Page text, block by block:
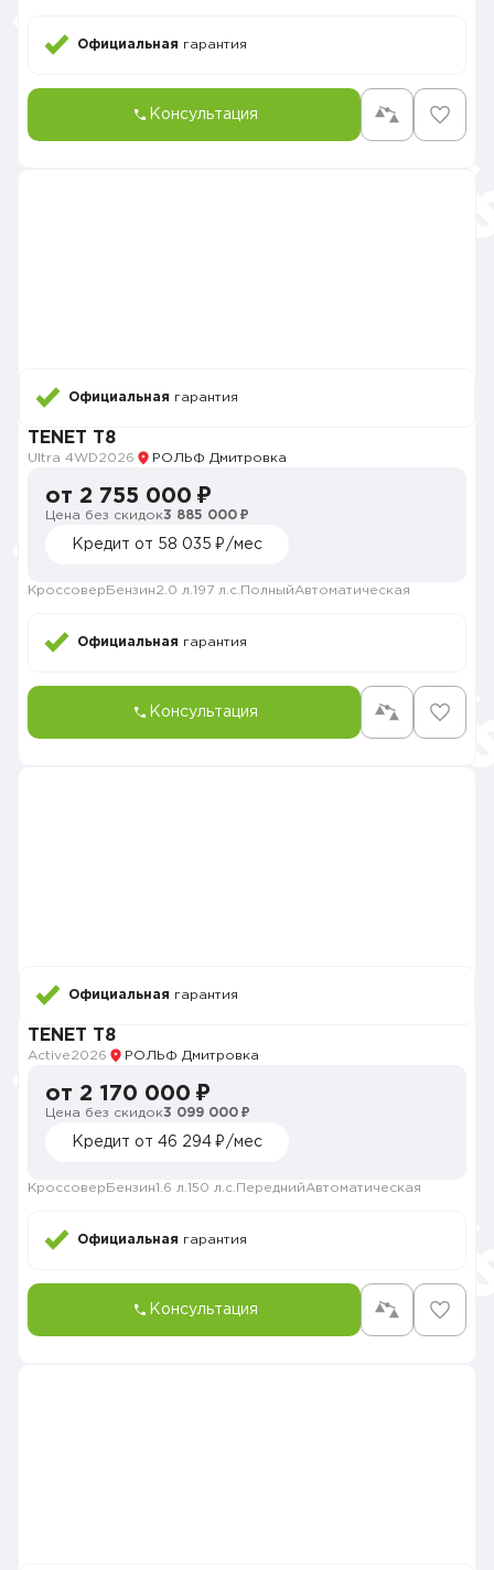
Официальная гарантия
Консультация
Официальная гарантия
TENET T8
Ultra 4WD2026 РОЛЬФ Дмитровка
от 2 755 000 ₽
Цена без скидок3 885 000 ₽
Кредит от 58 035 ₽/мес
Кроссовер Бензин2.0 л. 197 л.с. ПолныйАвтоматическая
Официальная гарантия
Консультация
Официальная гарантия
TENET T8
Active2026 РОЛЬФ Дмитровка
от 2 170 000 ₽
Цена без скидок3 099 000 ₽
Кредит от 46 294 ₽/мес
Кроссовер Бензин1.6 л. 150 л.с. ПереднийАвтоматическая
Официальная гарантия
Консультация